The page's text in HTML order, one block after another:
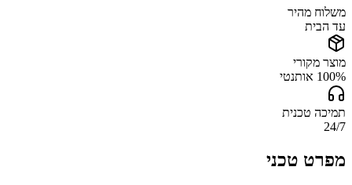
משלוח מהיר
עד הבית
מוצר מקורי
100% אותנטי
תמיכה טכנית
24/7
מפרט טכני